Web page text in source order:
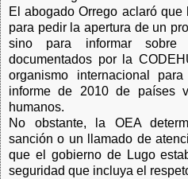
El abogado Orrego aclaró
para pedir la apertura de un
sino para informar
documentados por la
organismo internacional
informe de 2010 de países
humanos.
No obstante, la OEA
sanción o un llamado de
que el gobierno de Lugo
seguridad que incluya el